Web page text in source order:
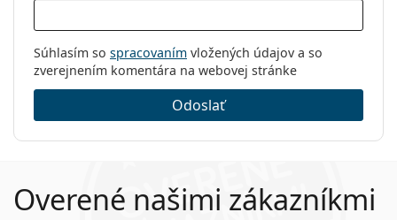
Súhlasím so spracovaním vložených údajov a so
zverejnením komentára na webovej stránke
Odoslať
Overené našimi zákazníkmi